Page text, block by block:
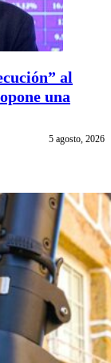
al
una
5 agosto, 2026